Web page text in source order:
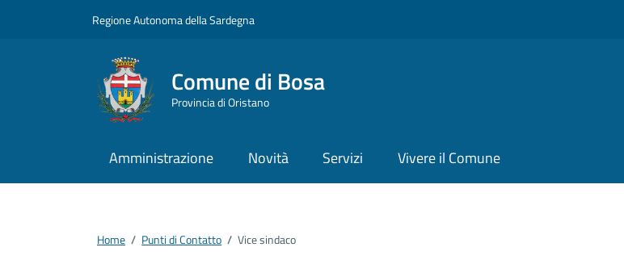
Regione Autonoma della Sardegna
Comune di Bosa
Provincia di Oristano
Amministrazione Novità Servizi Vivere il Comune
Home / Punti di Contatto / Vice sindaco